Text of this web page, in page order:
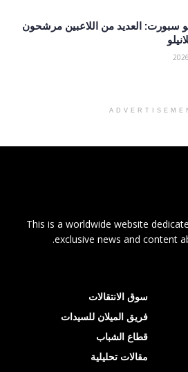
سبورت: العديد من اللاعبين مرشحون
This is a worldwide website
exclusive news and content
سوق الانتقالات
فريق الميلان للسيدات
قطاع الشباب
مقالات تحليلية